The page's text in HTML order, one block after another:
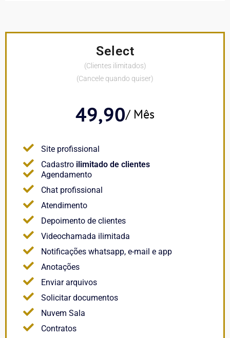
Select
(Clientes ilimitados)
(Cancele quando quiser)
49,90/ Mês
Site profissional
Cadastro ilimitado de clientes
Agendamento
Chat profissional
Atendimento
Depoimento de clientes
Videochamada ilimitada
Notificações whatsapp, e-mail e app
Anotações
Enviar arquivos
Solicitar documentos
Nuvem Sala
Contratos